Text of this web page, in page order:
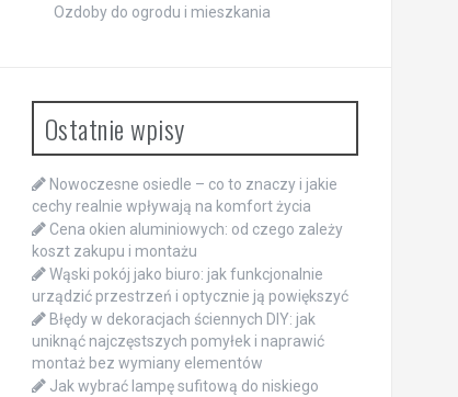
Ozdoby do ogrodu i mieszkania
Ostatnie wpisy
Nowoczesne osiedle – co to znaczy i jakie
cechy realnie wpływają na komfort życia
Cena okien aluminiowych: od czego zależy
koszt zakupu i montażu
Wąski pokój jako biuro: jak funkcjonalnie
urządzić przestrzeń i optycznie ją powiększyć
Błędy w dekoracjach ściennych DIY: jak
uniknąć najczęstszych pomyłek i naprawić
montaż bez wymiany elementów
Jak wybrać lampę sufitową do niskiego